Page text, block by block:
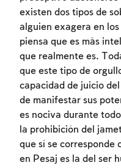
existen dos tipos de
alguien exagera en
piensa que es más
que realmente es.
que este tipo de
capacidad de juicio
de manifestar sus
es nociva durante
la prohibición del
que sí se corresponde
en Pesaj es la del ser